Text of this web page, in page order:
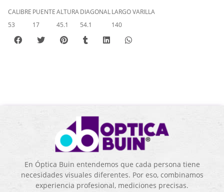
CALIBRE PUENTEALTURADIAGONALLARGO VARILLA
53
17 45.1 54.1 140
En Óptica Buin entendemos que cada persona tiene
necesidades visuales diferentes. Por eso, combinamos
experiencia profesional, mediciones precisas.